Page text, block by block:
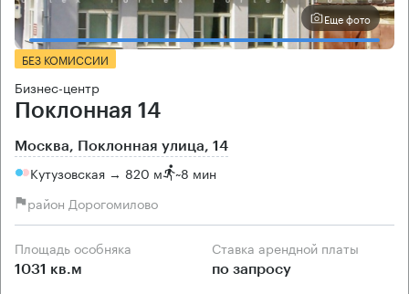
Еще фото
БЕЗ КОМИССИИ
Бизнес-центр
Поклонная 14
Москва, Поклонная улица, 14
Кутузовская → 820 м ~8 мин
район Дорогомилово
Площадь особняка
1031 кв.м
Ставка арендной платы
по запросу